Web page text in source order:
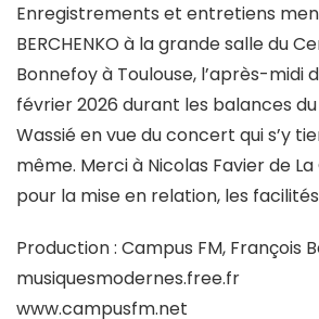
Enregistrements et entretiens
BERCHENKO à la grande salle du
Bonnefoy à Toulouse, l’après-midi
février 2026 durant les balances
Wassié en vue du concert qui s’y
même. Merci à Nicolas Favier de
pour la mise en relation, les
Production : Campus FM, François
musiquesmodernes.free.fr
www.campusfm.net